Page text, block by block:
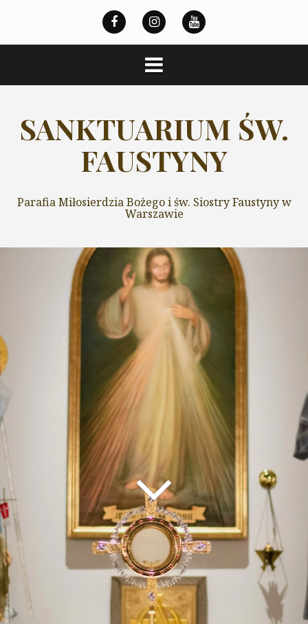
treści
SANKTUARIUM ŚW.
FAUSTYNY
Parafia Miłosierdzia Bożego i św. Siostry Faustyny w
Warszawie